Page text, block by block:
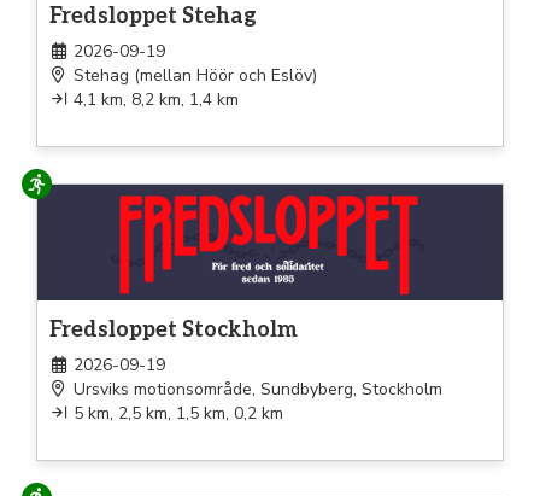
Fredsloppet Stehag
2026-09-19
Stehag (mellan Höör och Eslöv)
4,1 km, 8,2 km, 1,4 km
Löpning
Fredsloppet Stockholm
2026-09-19
Ursviks motionsområde, Sundbyberg, Stockholm
5 km, 2,5 km, 1,5 km, 0,2 km